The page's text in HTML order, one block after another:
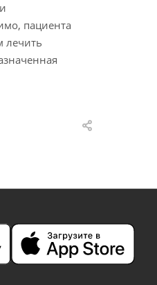
пациента
лечить